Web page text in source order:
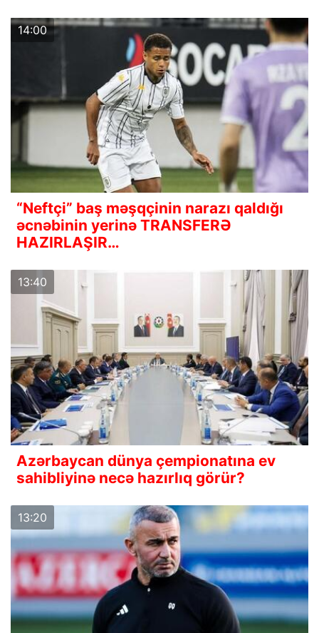
14:00
“Neftçi” baş məşqçinin narazı qaldığı
əcnəbinin yerinə TRANSFERƏ
HAZIRLAŞIR…
13:40
Azərbaycan dünya çempionatına ev
sahibliyinə necə hazırlıq görür?
13:20